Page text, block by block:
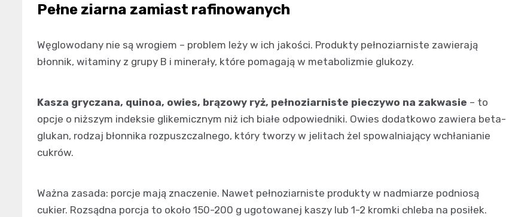
Pełne ziarna zamiast rafinowanych
Węglowodany nie są wrogiem – problem leży w ich jakości. Produkty pełnoziarniste zawierają
błonnik, witaminy z grupy B i minerały, które pomagają w metabolizmie glukozy.
Kasza gryczana, quinoa, owies, brązowy ryż, pełnoziarniste pieczywo na zakwasie – to
opcje o niższym indeksie glikemicznym niż ich białe odpowiedniki. Owies dodatkowo zawiera beta-
glukan, rodzaj błonnika rozpuszczalnego, który tworzy w jelitach żel spowalniający wchłanianie
cukrów.
Ważna zasada: porcje mają znaczenie. Nawet pełnoziarniste produkty w nadmiarze podniosą
cukier. Rozsądna porcja to około 150-200 g ugotowanej kaszy lub 1-2 kromki chleba na posiłek.